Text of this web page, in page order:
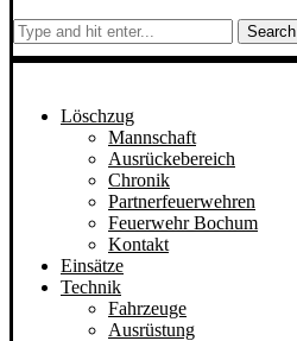
Search
Löschzug
Mannschaft
Ausrückebereich
Chronik
Partnerfeuerwehren
Feuerwehr Bochum
Kontakt
Einsätze
Technik
Fahrzeuge
Ausrüstung